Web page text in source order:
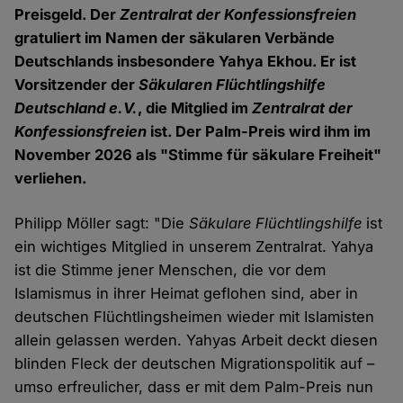
Preisgeld. DerZentralrat der Konfessionsfreien
gratuliert im Namen der säkularen Verbände
Deutschlands insbesondere Yahya Ekhou. Er ist
Vorsitzender derSäkularen Flüchtlingshilfe
Deutschland e.V., die Mitglied imZentralrat der
Konfessionsfreien ist. Der Palm-Preis wird ihm im
November 2026 als "Stimme für säkulare Freiheit"
verliehen.
Philipp Möller sagt: "DieSäkulare Flüchtlingshilfe ist
ein wichtiges Mitglied in unserem Zentralrat. Yahya
ist die Stimme jener Menschen, die vor dem
Islamismus in ihrer Heimat geflohen sind, aber in
deutschen Flüchtlingsheimen wieder mit Islamisten
allein gelassen werden. Yahyas Arbeit deckt diesen
blinden Fleck der deutschen Migrationspolitik auf –
umso erfreulicher, dass er mit dem Palm-Preis nun